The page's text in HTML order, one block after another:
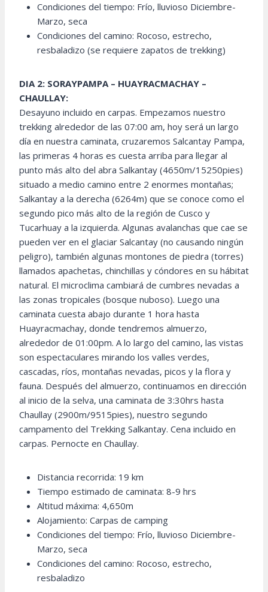
Condiciones del tiempo: Frío, lluvioso Diciembre-
Marzo, seca
Condiciones del camino: Rocoso, estrecho,
resbaladizo (se requiere zapatos de trekking)
DIA 2: SORAYPAMPA – HUAYRACMACHAY –
CHAULLAY:
Desayuno incluido en carpas. Empezamos nuestro
trekking alrededor de las 07:00 am, hoy será un largo
día en nuestra caminata, cruzaremos Salcantay Pampa,
las primeras 4 horas es cuesta arriba para llegar al
punto más alto del abra Salkantay (4650m/15250pies)
situado a medio camino entre 2 enormes montañas;
Salkantay a la derecha (6264m) que se conoce como el
segundo pico más alto de la región de Cusco y
Tucarhuay a la izquierda. Algunas avalanchas que cae se
pueden ver en el glaciar Salcantay (no causando ningún
peligro), también algunas montones de piedra (torres)
llamados apachetas, chinchillas y cóndores en su hábitat
natural. El microclima cambiará de cumbres nevadas a
las zonas tropicales (bosque nuboso). Luego una
caminata cuesta abajo durante 1 hora hasta
Huayracmachay, donde tendremos almuerzo,
alrededor de 01:00pm. A lo largo del camino, las vistas
son espectaculares mirando los valles verdes,
cascadas, ríos, montañas nevadas, picos y la flora y
fauna. Después del almuerzo, continuamos en dirección
al inicio de la selva, una caminata de 3:30hrs hasta
Chaullay (2900m/9515pies), nuestro segundo
campamento del Trekking Salkantay. Cena incluido en
carpas. Pernocte en Chaullay.
Distancia recorrida: 19 km
Tiempo estimado de caminata: 8-9 hrs
Altitud máxima: 4,650m
Alojamiento: Carpas de camping
Condiciones del tiempo: Frío, lluvioso Diciembre-
Marzo, seca
Condiciones del camino: Rocoso, estrecho,
resbaladizo